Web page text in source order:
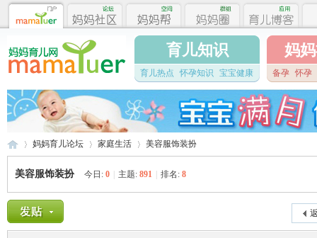
育儿知识
育儿热点 怀孕知识 宝宝健康
妈
备孕 怀孕
妈 »
妈妈育儿论坛 家庭生活 美容服饰装扮
美容服饰装扮 今日: 0 主题: 891 排名: 8